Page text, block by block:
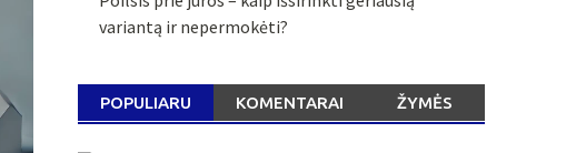
variantą ir nepermokėti?
POPULIARU KOMENTARAI ŽYMĖS